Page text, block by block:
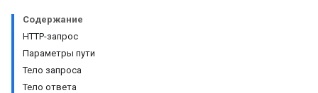
Содержание
HTTP-запрос
Параметры пути
Тело запроса
Тело ответа